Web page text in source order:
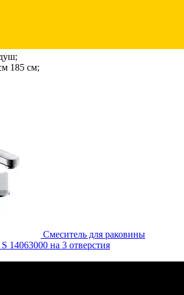
185 см;
Смеситель для раковины
14063000 на 3 отверстия